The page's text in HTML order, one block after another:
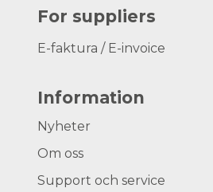
For suppliers
E-faktura / E-invoice
Information
Nyheter
Om oss
Support och service